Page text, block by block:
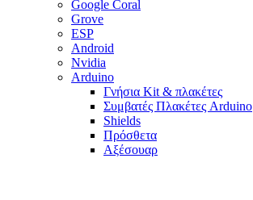
Google Coral
Grove
ESP
Android
Nvidia
Arduino
Γνήσια Kit & πλακέτες
Συμβατές Πλακέτες Arduino
Shields
Πρόσθετα
Αξέσουαρ